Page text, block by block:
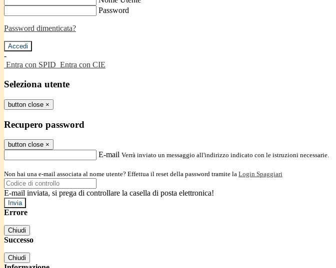
Password
Password dimenticata?
-
Entra con SPID Entra con CIE
Seleziona utente
button close ×
Recupero password
button close ×
E-mail Verrà inviato un messaggio all'indirizzo indicato con le istruzioni necessarie.
Non hai una e-mail associata al nome utente? Effettua il reset della password tramite la Login Spaggiari
E-mail inviata, si prega di controllare la casella di posta elettronica!
Errore
Chiudi
Successo
Chiudi